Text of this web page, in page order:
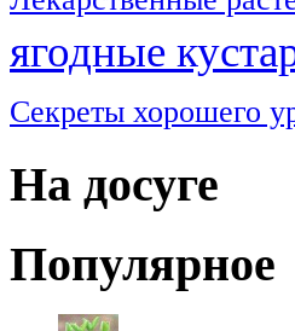
ягодные
Секреты хорошего
На досуге
Популярное